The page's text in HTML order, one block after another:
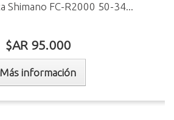
Shimano FC-R2000 50-34...
$AR 95.000
Más información